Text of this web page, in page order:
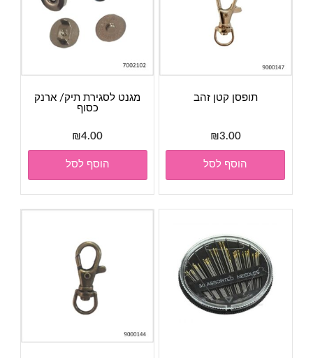
תופסן קטן זהב
₪3.00
הוסף לסל
מגנט לסגירת תיק/ ארנק
כסוף
₪4.00
הוסף לסל